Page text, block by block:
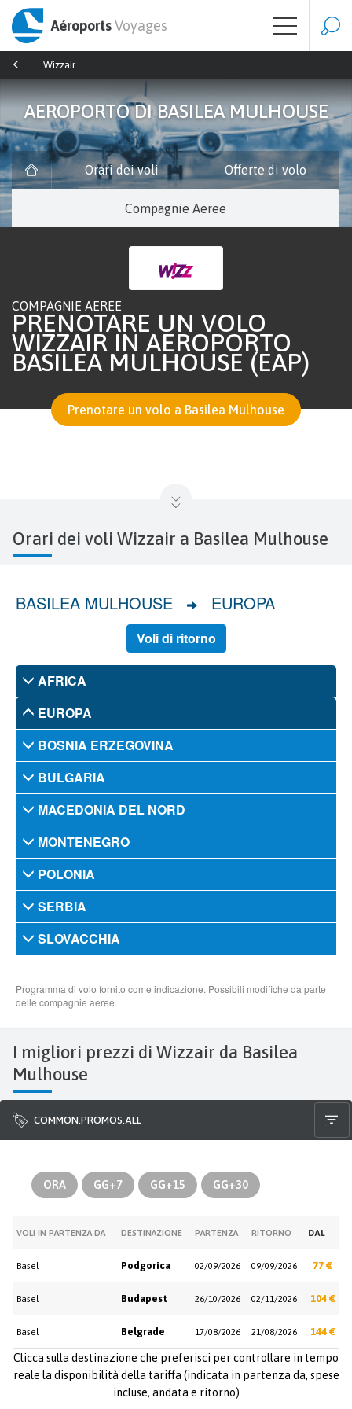
AéroportsVoyages
Wizzair
AEROPORTO DI BASILEA MULHOUSE
Orari dei voli Offerte di volo
Compagnie Aeree
COMPAGNIE AEREE
PRENOTARE UN VOLO
WIZZAIR IN AEROPORTO
BASILEA MULHOUSE (EAP)
Prenotare un volo a Basilea Mulhouse
Orari dei voli Wizzair a Basilea Mulhouse
I migliori prezzi di Wizzair da Basilea
Mulhouse
COMMON.PROMOS.ALL
ORA GG+7 GG+15 GG+30
VOLI IN PARTENZA DA DESTINAZIONE PARTENZA RITORNO DAL
Basel Podgorica 02/09/2026 09/09/2026 77 €
Basel Budapest 26/10/2026 02/11/2026 104 €
Basel Belgrade 17/08/2026 21/08/2026 144 €
Clicca sulla destinazione che preferisci per controllare in tempo
reale la disponibilità della tariffa (indicata in partenza da, spese
incluse, andata e ritorno)